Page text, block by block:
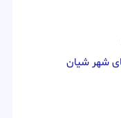
شهر شیان